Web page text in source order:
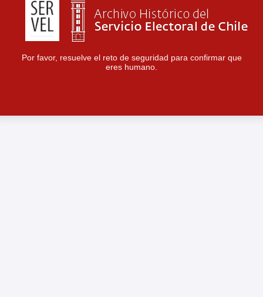
Por favor, resuelve el reto de seguridad para confirmar que
eres humano.